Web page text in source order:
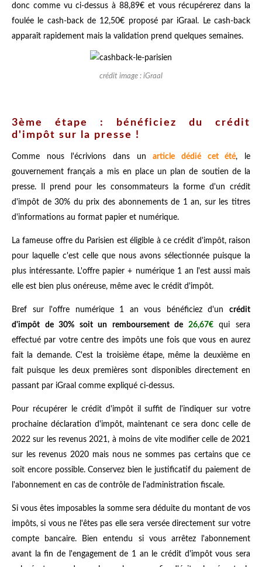
donc comme vu ci-dessus à 88,89€ et vous récupérerez dans la
foulée le cash-back de 12,50€ proposé par iGraal. Le cash-back
apparaît rapidement mais la validation prend quelques semaines.
crédit image : iGraal
3ème étape : bénéficiez du crédit
d'impôt sur la presse !
Comme nous l'écrivions dans unarticle dédié cet été, le
gouvernement français a mis en place un plan de soutien de la
presse. Il prend pour les consommateurs la forme d'un crédit
d'impôt de 30% du prix des abonnements de 1 an, sur les titres
d'informations au format papier et numérique.
La fameuse offre du Parisien est éligible à ce crédit d'impôt, raison
pour laquelle c'est celle que nous avons sélectionnée puisque la
plus intéressante. L'offre papier + numérique 1 an l'est aussi mais
elle est bien plus onéreuse, même avec le crédit d'impôt.
Bref sur l'offre numérique 1 an vous bénéficiez d'un crédit
d'impôt de 30% soit un remboursement de 26,67€qui sera
effectué par votre centre des impôts une fois que vous en aurez
fait la demande. C'est la troisième étape, même la deuxième en
fait puisque les deux premières sont disponibles directement en
passant par iGraal comme expliqué ci-dessus.
Pour récupérer le crédit d'impôt il suffit de l'indiquer sur votre
prochaine déclaration d'impôt, maintenant ce sera donc celle de
2022 sur les revenus 2021, à moins de vite modifier celle de 2021
sur les revenus 2020 mais nous ne sommes pas certains que ce
soit encore possible. Conservez bien le justificatif du paiement de
l'abonnement en cas de contrôle de l'administration fiscale.
Si vous êtes imposables la somme sera déduite du montant de vos
impôts, si vous ne l'êtes pas elle sera versée directement sur votre
compte bancaire. Bien entendu si vous arrêtez l'abonnement
avant la fin de l'engagement de 1 an le crédit d'impôt vous sera